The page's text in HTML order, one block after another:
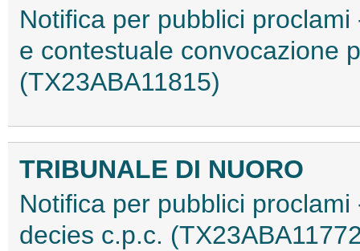
Notifica per pubblici
e contestuale convocazione
(TX23ABA11815)
TRIBUNALE DI NUORO
Notifica per pubblici
decies c.p.c.